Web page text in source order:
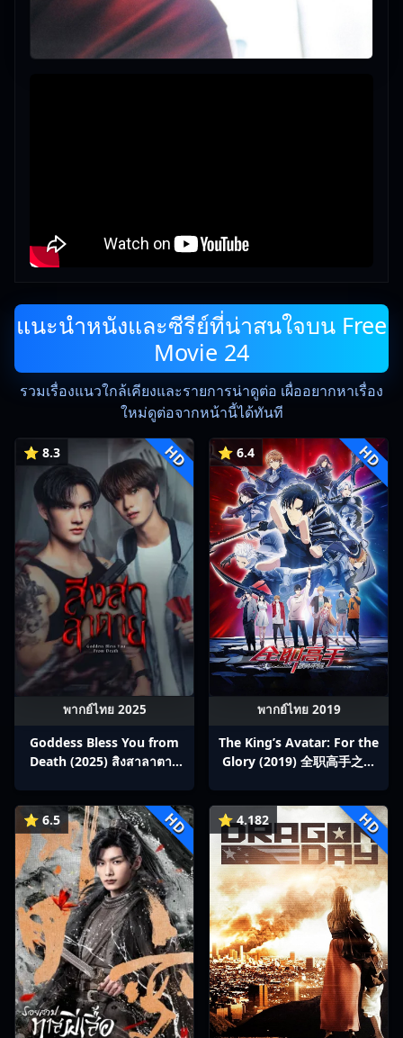
แนะนำหนังและซีรีย์ที่น่าสนใจบน Free
Movie 24
รวมเรื่องแนวใกล้เคียงและรายการน่าดูต่อ เผื่ออยากหาเรื่อง
ใหม่ดูต่อจากหน้านี้ได้ทันที
⭐ 8.3 HD
พากย์ไทย 2025
Goddess Bless You from
Death (2025) สิงสาลาตาย
⭐ 6.4 HD
พากย์ไทย 2019
The King’s Avatar: For the
Glory (2019) 全职高手之巅
⭐ 6.5 HD ⭐ 4.182 HD